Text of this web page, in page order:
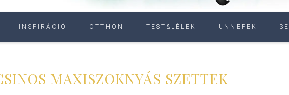
INSPIRÁCIÓ OTTHON TEST&LÉLEK ÜNNEPEK
MAXISZOKNYÁS SZETTEK